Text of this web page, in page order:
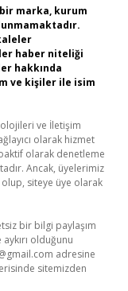
marka, kurum
haber niteliği
hakkında
ve kişiler ile isim
ve İletişim
olarak hizmet
olarak denetleme
Ancak, üyelerimiz
olup, siteye üye olarak
bir bilgi paylaşım
olduğunu
adresine
sitemizden